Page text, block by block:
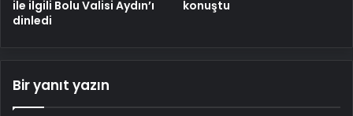
ile ilgili Bolu Valisi Aydın’ı
dinledi
konuştu
Bir yanıt yazın